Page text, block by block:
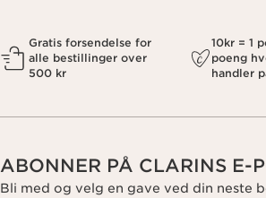
Gratis forsendelse for
alle bestillinger over
500 kr
10kr = 1
poeng
handler
ABONNER PÅ CLARINS E-
Bli med og velg en gave ved din neste